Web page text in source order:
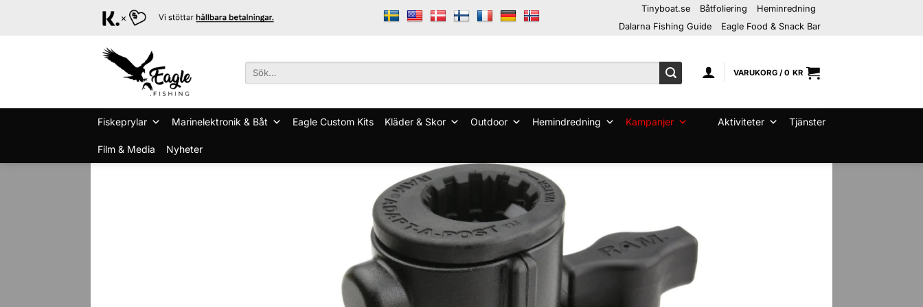
Tinyboat.se Båtfoliering
Heminredning
Dalarna Fishing Guide
Eagle Food & Snack Bar
Sök
VARUKORG /0 KR
Fiskeprylar Marinelektronik & Båt Eagle Custom Kits Kläder & Skor Outdoor Hemindredning Kampanjer Aktiviteter Tjänster
Film & Media Nyheter